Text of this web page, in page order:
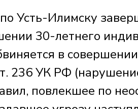
Усть-Илимску
30-летнего
в
236 УК РФ
повлекшее по